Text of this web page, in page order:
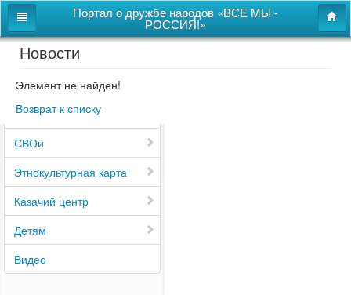
Портал о дружбе народов «ВСЕ МЫ -
РОССИЯ!»
Главная
Дом дружбы народов
Новости
СВОи
Этнокультурная карта
Казачий центр
Детям
Видео
Новости
Элемент не найден!
Возврат к списку